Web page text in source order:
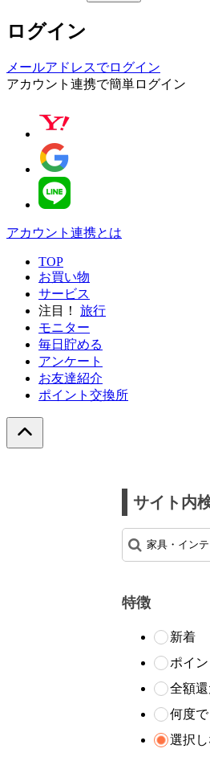
ログイン
メールアドレスでログイン
アカウント連携で簡単ログイン
アカウント連携とは
TOP
お買い物
サービス
注目！
旅行
モニター
毎日貯める
アンケート
お友達紹介
ポイント交換所
サイト内
特徴
新着
ポイ
全額
何度
選択